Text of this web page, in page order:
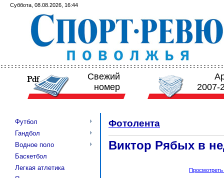
Суббота, 08.08.2026, 16:44
Свежий
номер
2007-
Футбол
Гандбол
Водное поло
Баскетбол
Легкая атлетика
Фотолента
Виктор Рябых в